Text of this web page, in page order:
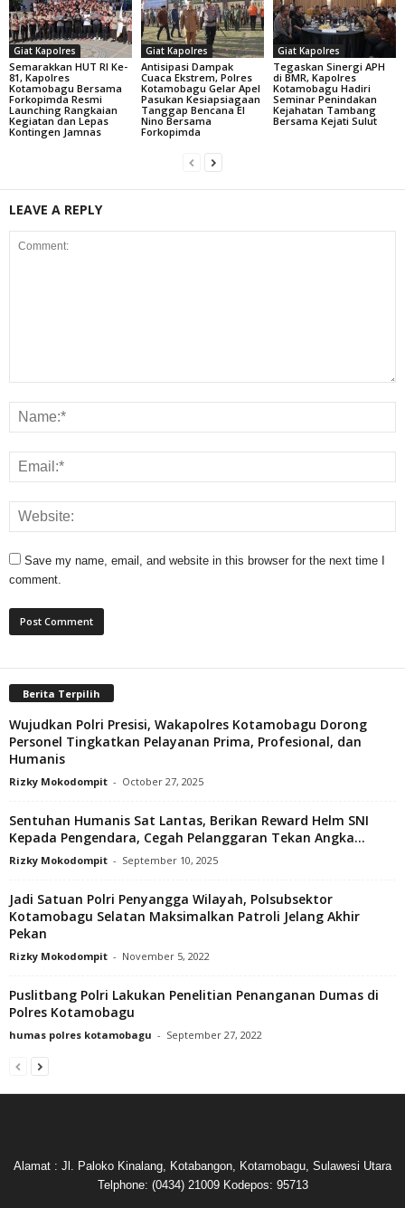
Giat Kapolres
Semarakkan HUT RI Ke-
81, Kapolres
Kotamobagu Bersama
Forkopimda Resmi
Launching Rangkaian
Kegiatan dan Lepas
Kontingen Jamnas
Giat Kapolres
Antisipasi Dampak
Cuaca Ekstrem, Polres
Kotamobagu Gelar Apel
Pasukan Kesiapsiagaan
Tanggap Bencana El
Nino Bersama
Forkopimda
Giat Kapolres
Tegaskan Sinergi APH
di BMR, Kapolres
Kotamobagu Hadiri
Seminar Penindakan
Kejahatan Tambang
Bersama Kejati Sulut
LEAVE A REPLY
Save my name, email, and website in this browser for the next time I
comment.
Berita Terpilih
Wujudkan Polri Presisi, Wakapolres Kotamobagu Dorong
Personel Tingkatkan Pelayanan Prima, Profesional, dan
Humanis
Rizky Mokodompit - October 27, 2025
Sentuhan Humanis Sat Lantas, Berikan Reward Helm SNI
Kepada Pengendara, Cegah Pelanggaran Tekan Angka...
Rizky Mokodompit - September 10, 2025
Jadi Satuan Polri Penyangga Wilayah, Polsubsektor
Kotamobagu Selatan Maksimalkan Patroli Jelang Akhir
Pekan
Rizky Mokodompit - November 5, 2022
Puslitbang Polri Lakukan Penelitian Penanganan Dumas di
Polres Kotamobagu
humas polres kotamobagu - September 27, 2022
Alamat : Jl. Paloko Kinalang, Kotabangon, Kotamobagu, Sulawesi Utara
Telphone: (0434) 21009 Kodepos: 95713